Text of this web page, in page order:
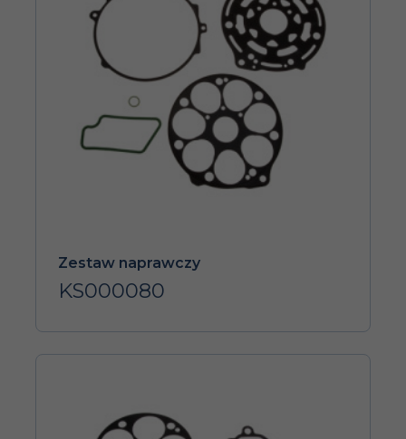
Zestaw naprawczy
KS000080